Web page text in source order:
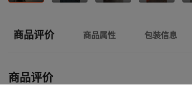
商品评价 商品属性 包装信息
商品评价